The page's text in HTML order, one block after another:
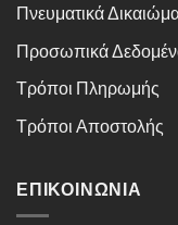
Πνευματικά
Προσωπικά
Τρόποι Πληρωμής
Τρόποι Αποστολής
ΕΠΙΚΟΙΝΩΝΊΑ